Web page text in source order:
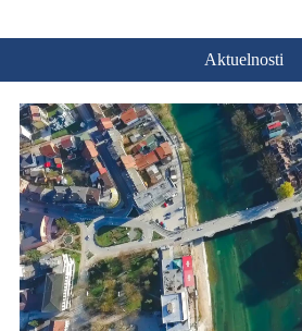
Aktuelnosti